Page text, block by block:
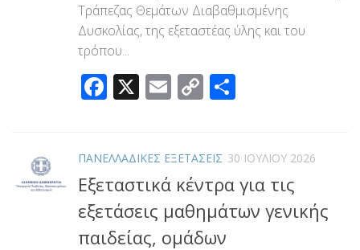
Τράπεζας Θεμάτων Διαβαθμισμένης
Δυσκολίας, της εξεταστέας ύλης και του
τρόπου...
Facebook
X Email
Copy
Link
ΠΑΝΕΛΛΑΔΙΚΕΣ ΕΞΕΤΑΣΕΙΣ 30 ΙΟΥΛΊΟΥ 2026
Εξεταστικά κέντρα για τις
εξετάσεις μαθημάτων γενικής
παιδείας, ομάδων